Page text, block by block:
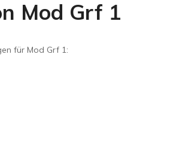
Mod Grf 1
für Mod Grf 1: